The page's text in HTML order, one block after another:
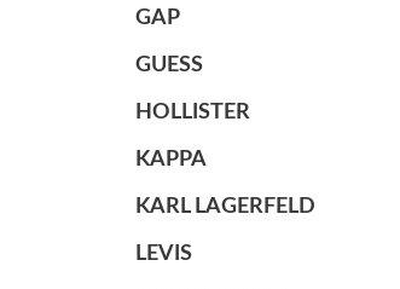
GAP
GUESS
HOLLISTER
KAPPA
KARL LAGERFELD
LEVIS